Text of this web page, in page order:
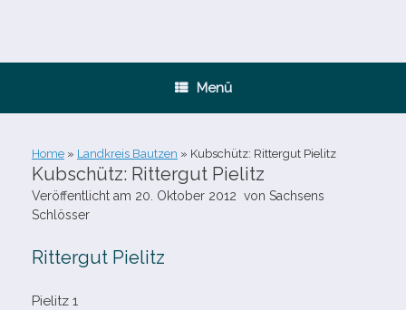
Menü
Home » Landkreis Bautzen » Kubschütz: Rittergut Pielitz
Kubschütz: Rittergut Pielitz
Veröffentlicht am 20. Oktober 2012 von Sachsens
Schlösser
Rittergut Pielitz
Pielitz 1